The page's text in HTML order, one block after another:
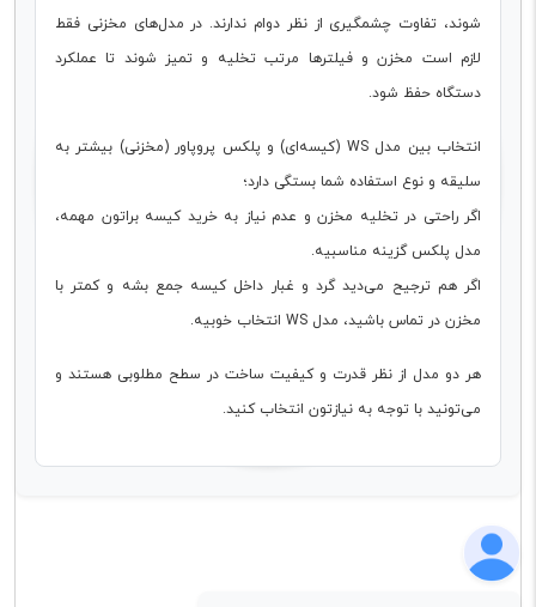
شوند، تفاوت چشمگیری از نظر دوام ندارند. در مدل‌های مخزنی فقط
لازم است مخزن و فیلترها مرتب تخلیه و تمیز شوند تا عملکرد
دستگاه حفظ شود.
انتخاب بین مدل WS (کیسه‌ای) و پلکس پروپاور (مخزنی) بیشتر به
سلیقه و نوع استفاده شما بستگی دارد؛
اگر راحتی در تخلیه مخزن و عدم نیاز به خرید کیسه براتون مهمه،
مدل پلکس گزینه مناسبیه.
اگر هم ترجیح می‌دید گرد و غبار داخل کیسه جمع بشه و کمتر با
مخزن در تماس باشید، مدل WS انتخاب خوبیه.
هر دو مدل از نظر قدرت و کیفیت ساخت در سطح مطلوبی هستند و
می‌تونید با توجه به نیازتون انتخاب کنید.